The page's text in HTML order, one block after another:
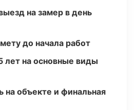
на замер в день
до начала работ
лет на основные виды
на объекте и финальная